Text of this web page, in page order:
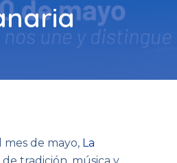
de mayo, La